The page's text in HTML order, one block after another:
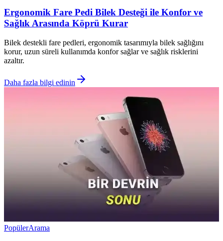
Ergonomik Fare Pedi Bilek Desteği ile Konfor ve
Sağlık Arasında Köprü Kurar
Bilek destekli fare pedleri, ergonomik tasarımıyla bilek sağlığını
korur, uzun süreli kullanımda konfor sağlar ve sağlık risklerini
azaltır.
Daha fazla bilgi edinin
PopülerArama